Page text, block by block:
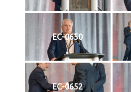
EC-0650
EC-0652